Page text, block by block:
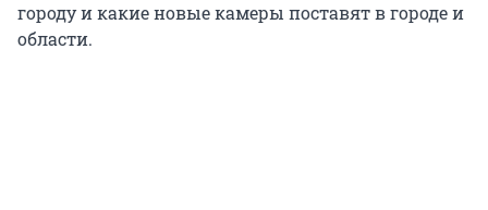
городу и какие новые камеры поставят в городе и
области.